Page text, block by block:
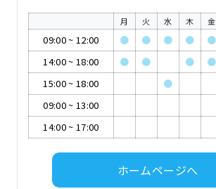
月 火 水 木 金
09:00~ 12:00 ● ● ● ●
●
14:00~ 18:00 ● ● ●
●
15:00~ 18:00
●
09:00~ 13:00
14:00~ 17:00
ホームページへ